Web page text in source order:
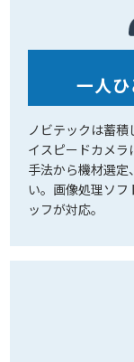
一人
ノビテックは蓄
イスピードカメラ
手法から機材選定
い。画像処理ソフ
ッフが対応。